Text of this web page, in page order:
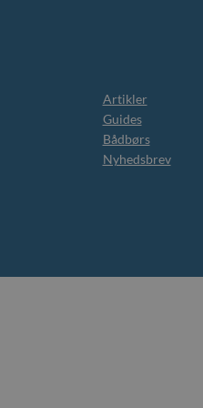
Artikler
Guides
Bådbørs
Nyhedsbrev